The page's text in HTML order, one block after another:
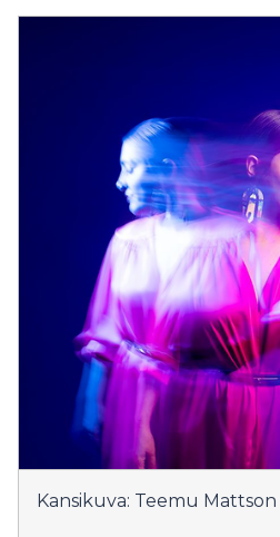
Kansikuva: Teemu Mattson